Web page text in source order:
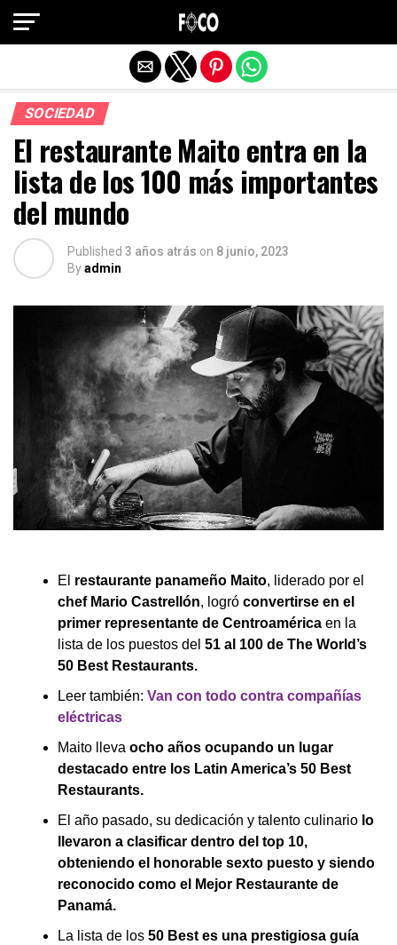
SOCIEDAD
El restaurante Maito entra en la
lista de los 100 más importantes
del mundo
Published 3 años atrás on 8 junio, 2023
Byadmin
El restaurante panameño Maito, liderado por el
chef Mario Castrellón, logró convertirse en el
primer representante de Centroamérica en la
lista de los puestos del 51 al 100 de The World’s
50 Best Restaurants.
Leer también: Van con todo contra compañías
eléctricas
Maito lleva ocho años ocupando un lugar
destacado entre los Latin America’s 50 Best
Restaurants.
El año pasado, su dedicación y talento culinario lo
llevaron a clasificar dentro del top 10,
obteniendo el honorable sexto puesto y siendo
reconocido como el Mejor Restaurante de
Panamá.
La lista de los 50 Best es una prestigiosa guía
Salir de la versión móvil